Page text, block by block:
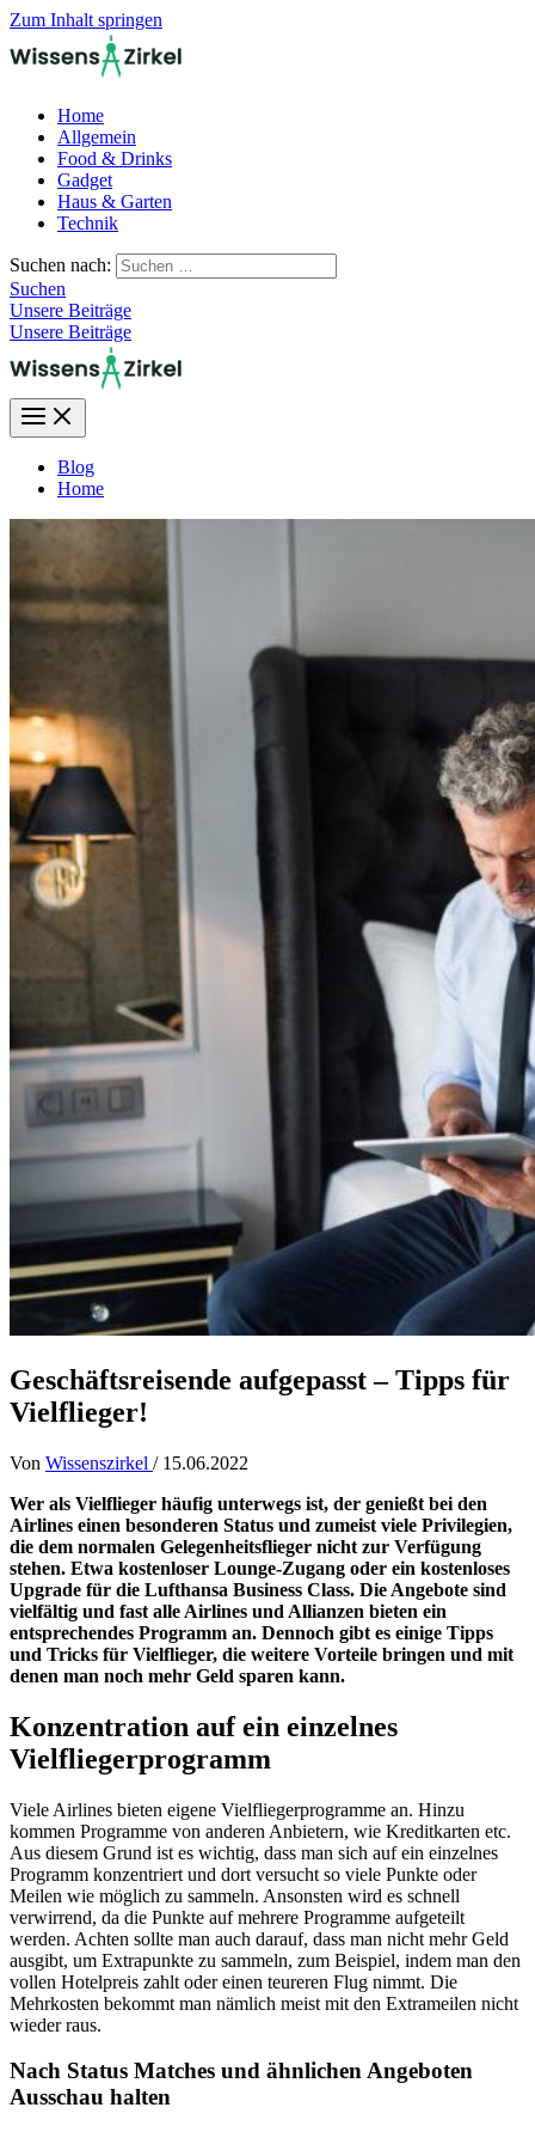
Zum Inhalt springen
Home
Allgemein
Food & Drinks
Gadget
Haus & Garten
Technik
Suchen nach:
Suchen
Unsere Beiträge
Unsere Beiträge
Blog
Home
Geschäftsreisende aufgepasst – Tipps für
Vielflieger!
Von Wissenszirkel / 15.06.2022
Wer als Vielflieger häufig unterwegs ist, der genießt bei den
Airlines einen besonderen Status und zumeist viele Privilegien,
die dem normalen Gelegenheitsflieger nicht zur Verfügung
stehen. Etwa kostenloser Lounge-Zugang oder ein kostenloses
Upgrade für die Lufthansa Business Class. Die Angebote sind
vielfältig und fast alle Airlines und Allianzen bieten ein
entsprechendes Programm an. Dennoch gibt es einige Tipps
und Tricks für Vielflieger, die weitere Vorteile bringen und mit
denen man noch mehr Geld sparen kann.
Konzentration auf ein einzelnes
Vielfliegerprogramm
Viele Airlines bieten eigene Vielfliegerprogramme an. Hinzu
kommen Programme von anderen Anbietern, wie Kreditkarten etc.
Aus diesem Grund ist es wichtig, dass man sich auf ein einzelnes
Programm konzentriert und dort versucht so viele Punkte oder
Meilen wie möglich zu sammeln. Ansonsten wird es schnell
verwirrend, da die Punkte auf mehrere Programme aufgeteilt
werden. Achten sollte man auch darauf, dass man nicht mehr Geld
ausgibt, um Extrapunkte zu sammeln, zum Beispiel, indem man den
vollen Hotelpreis zahlt oder einen teureren Flug nimmt. Die
Mehrkosten bekommt man nämlich meist mit den Extrameilen nicht
wieder raus.
Nach Status Matches und ähnlichen Angeboten
Ausschau halten